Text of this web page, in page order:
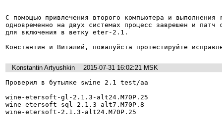
С помощью привлечения второго компьютера и
одновременно на двух системах процесс заврешен и патч
для включения в ветку eter-2.1.
Константин и Виталий, пожалуйста протестируйте
Konstantin Artyushkin
2015-07-31 16:02:21 MSK
Проверил в бутылке swine 2.1 test/aa
wine-etersoft-gl-2.1.3-alt24.M70P.25
wine-etersoft-sql-2.1.3-alt7.M70P.8
wine-etersoft-2.1.3-alt24.M70P.25